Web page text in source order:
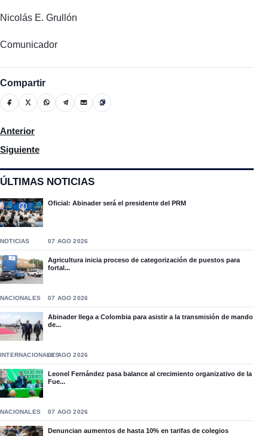
ÚLTIMAS NOTICIAS
Oficial: Abinader será el presidente del PRM
NOTICIAS 07 AGO 2026
Agricultura inicia proceso de categorización de puestos para
fortal...
NACIONALES 07 AGO 2026
Abinader llega a Colombia para asistir a la transmisión de mando
de...
INTERNACIONALES07 AGO 2026
Leonel Fernández pasa balance al crecimiento organizativo de la
Fue...
NACIONALES 07 AGO 2026
Denuncian aumentos de hasta 10% en tarifas de colegios
Nicolás E. Grullón
Comunicador
Compartir
Artículo anterior: En Acceso Sin Límites, no te pierdas la
Anterior
Artículo siguiente: El comerciante Rene Cepín desmiente
Siguiente